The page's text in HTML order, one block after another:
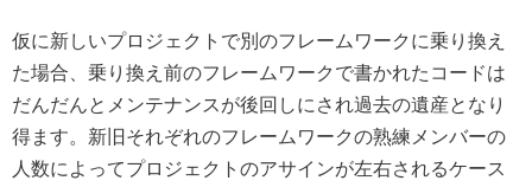
仮に新しいプロジェクトで別のフレームワークに乗り換え
た場合、乗り換え前のフレームワークで書かれたコードは
だんだんとメンテナンスが後回しにされ過去の遺産となり
得ます。新旧それぞれのフレームワークの熟練メンバーの
人数によってプロジェクトのアサインが左右されるケース